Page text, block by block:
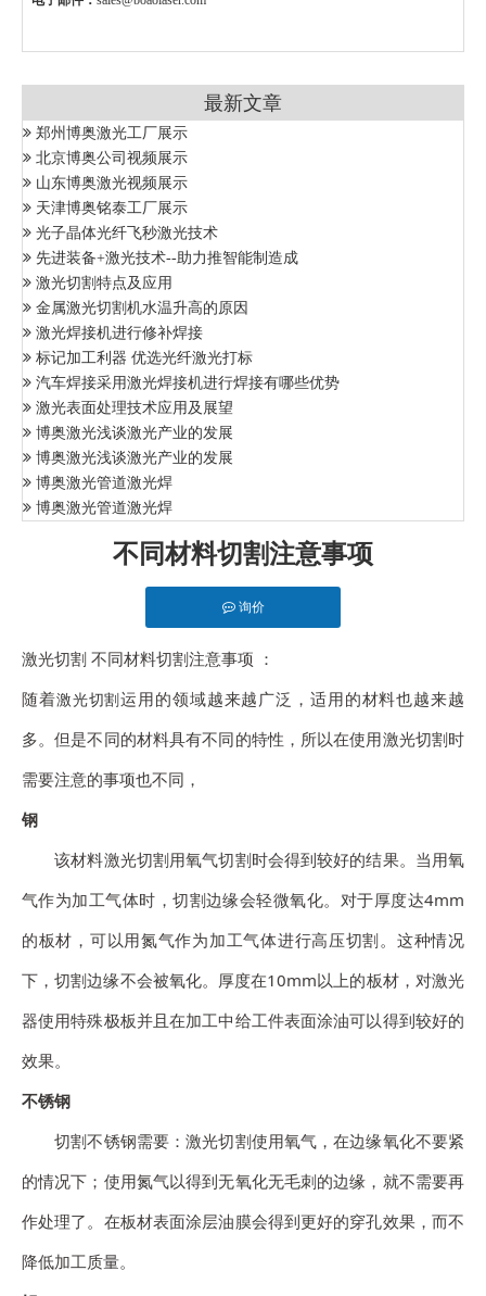
最新文章
郑州博奥激光工厂展示
北京博奥公司视频展示
山东博奥激光视频展示
天津博奥铭泰工厂展示
光子晶体光纤飞秒激光技术
先进装备+激光技术--助力推智能制造成
激光切割特点及应用
金属激光切割机水温升高的原因
激光焊接机进行修补焊接
标记加工利器 优选光纤激光打标
汽车焊接采用激光焊接机进行焊接有哪些优势
激光表面处理技术应用及展望
博奥激光浅谈激光产业的发展
博奥激光浅谈激光产业的发展
博奥激光管道激光焊
博奥激光管道激光焊
不同材料切割注意事项
询价
激光切割 不同材料切割注意事项 ：
随着激光切割运用的领域越来越广泛，适用的材料也越来越
多。但是不同的材料具有不同的特性，所以在使用激光切割时
需要注意的事项也不同，
钢
该材料激光切割用氧气切割时会得到较好的结果。当用氧
气作为加工气体时，切割边缘会轻微氧化。对于厚度达4mm
的板材，可以用氮气作为加工气体进行高压切割。这种情况
下，切割边缘不会被氧化。厚度在10mm以上的板材，对激光
器使用特殊极板并且在加工中给工件表面涂油可以得到较好的
效果。
不锈钢
切割不锈钢需要：激光切割使用氧气，在边缘氧化不要紧
的情况下；使用氮气以得到无氧化无毛刺的边缘，就不需要再
作处理了。在板材表面涂层油膜会得到更好的穿孔效果，而不
降低加工质量。